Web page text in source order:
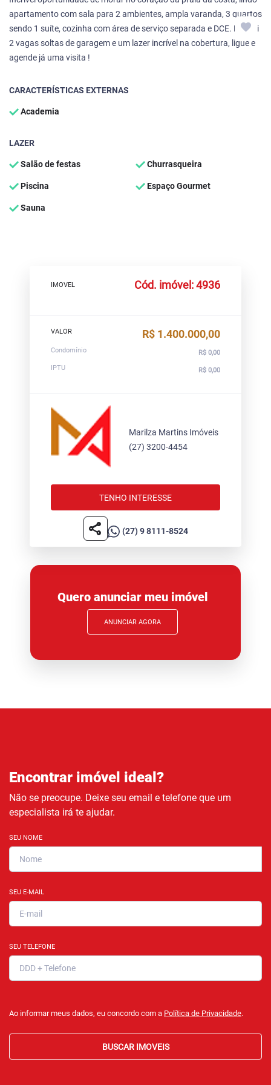
apartamento com sala para 2 ambientes, ampla varanda, 3 quartos
sendo 1 suíte, cozinha com área de serviço separada e DCE. Possui
2 vagas soltas de garagem e um lazer incrível na cobertura, ligue e
agende já uma visita !
CARACTERÍSTICAS EXTERNAS
Academia
LAZER
Salão de festas Churrasqueira
Piscina Espaço Gourmet
Sauna
IMOVEL Cód. imóvel: 4936
VALOR R$ 1.400.000,00
Condomínio
R$ 0,00
IPTU
R$ 0,00
Marilza Martins Imóveis
(27) 3200-4454
TENHO INTERESSE
share (27) 9 8111-8524
Quero anunciar meu imóvel
ANUNCIAR AGORA
Encontrar imóvel ideal?
Não se preocupe. Deixe seu email e telefone que um
especialista irá te ajudar.
SEU NOME
SEU E-MAIL
SEU TELEFONE
Ao informar meus dados, eu concordo com a Política de Privacidade.
BUSCAR IMOVEIS